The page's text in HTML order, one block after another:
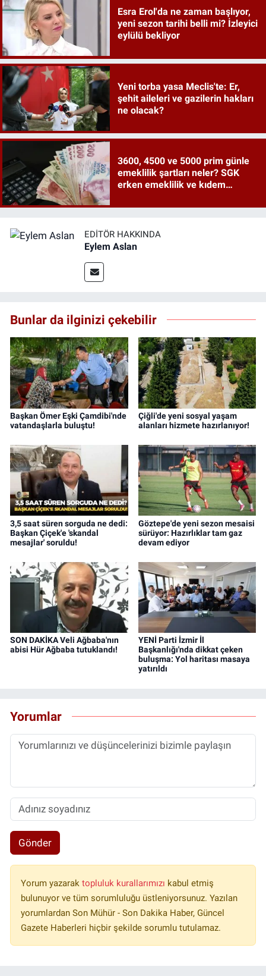
Esra Erol'da ne zaman başlıyor,
yeni sezon tarihi belli mi? İzleyici
eylülü bekliyor
Yeni torba yasa Meclis'te: Er,
şehit aileleri ve gazilerin hakları
ne olacak?
3600, 4500 ve 5000 prim günle
emeklilik şartları neler? SGK
erken emeklilik ve kıdem
EDITÖR HAKKINDA
Eylem Aslan
Bunlar da ilginizi çekebilir
Başkan Ömer Eşki Çamdibi'nde
vatandaşlarla buluştu!
Çiğli'de yeni sosyal yaşam
alanları hizmete hazırlanıyor!
3,5 saat süren sorguda ne dedi:
Başkan Çiçek'e 'skandal
mesajlar' soruldu!
Göztepe'de yeni sezon mesaisi
sürüyor: Hazırlıklar tam gaz
devam ediyor
SON DAKİKA Veli Ağbaba'nın
abisi Hür Ağbaba tutuklandı!
YENİ Parti İzmir İl
Başkanlığı'nda dikkat çeken
buluşma: Yol haritası masaya
yatırıldı
Yorumlar
Gönder
Yorum yazarak topluluk kurallarımızı kabul etmiş
bulunuyor ve tüm sorumluluğu üstleniyorsunuz. Yazılan
yorumlardan Son Mühür - Son Dakika Haber, Güncel
Gazete Haberleri hiçbir şekilde sorumlu tutulamaz.